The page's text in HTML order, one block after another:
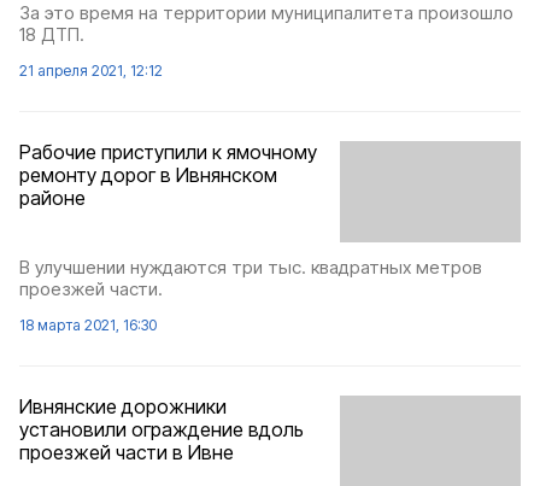
За это время на территории муниципалитета произошло
18 ДТП.
21 апреля 2021, 12:12
Рабочие приступили к ямочному
ремонту дорог в Ивнянском
районе
В улучшении нуждаются три тыс. квадратных метров
проезжей части.
18 марта 2021, 16:30
Ивнянские дорожники
установили ограждение вдоль
проезжей части в Ивне